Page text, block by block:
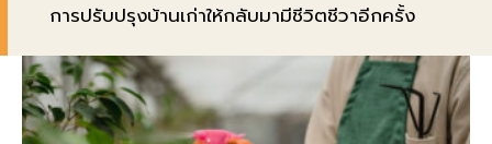
การปรับปรุงบ้านเก่าให้กลับมามีชีวิตชีวาอีกครั้ง